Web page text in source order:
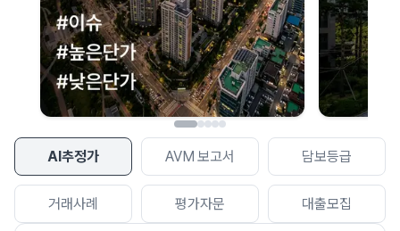
AI추정가 AVM 보고서 담보등급
거래사례 평가자문 대출모집